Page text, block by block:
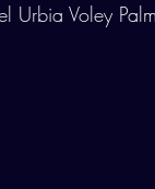
Urbia Voley